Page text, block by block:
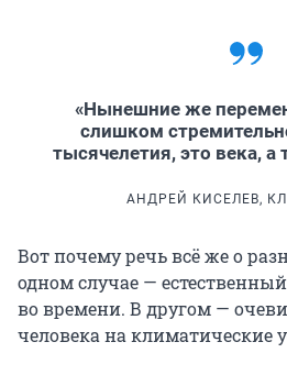
«Нынешние же
слишком
тысячелетия, это века, а
АНДРЕЙ КИСЕЛЕВ,
Вот почему речь всё же о
одном случае —
во времени. В другом —
человека на климатические